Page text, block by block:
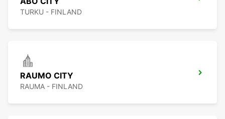
TURKU - FINLAND
RAUMO CITY
RAUMA - FINLAND